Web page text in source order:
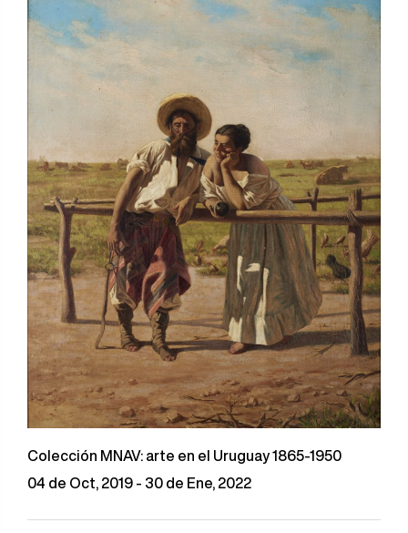
Colección MNAV: arte en el Uruguay 1865-1950
04 de Oct, 2019 - 30 de Ene, 2022